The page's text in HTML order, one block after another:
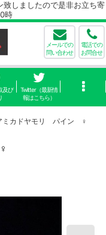
したので是非お立ち寄
時
メールでの
問い合わせ
電話での
お問合せ
及び
Twitter（最新情
報はこちら）
ミカドヤモリ パイン ♀